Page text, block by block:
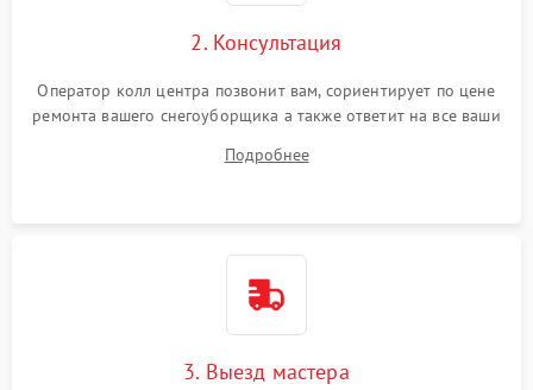
2. Консультация
Оператор колл центра позвонит вам, сориентирует по цене
ремонта вашего снегоуборщика а также ответит на все ваши
Подробнее
3. Выезд мастера